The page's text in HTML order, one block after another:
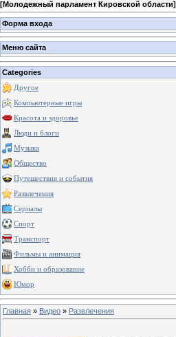
[Молодежный парламент Кировской области]
Форма входа
Меню сайта
Categories
Другое
Компьютерные игры
Красота и здоровье
Люди и блоги
Музыка
Общество
Путешествия и события
Развлечения
Сериалы
Спорт
Транспорт
Фильмы и анимация
Хобби и образование
Юмор
Главная » Видео » Развлечения